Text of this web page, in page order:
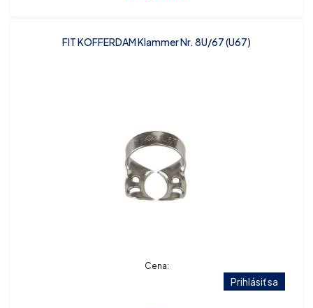
FIT KOFFERDAM Klammer Nr. 8U/67 (U67)
Cena:
Prihlásiť sa